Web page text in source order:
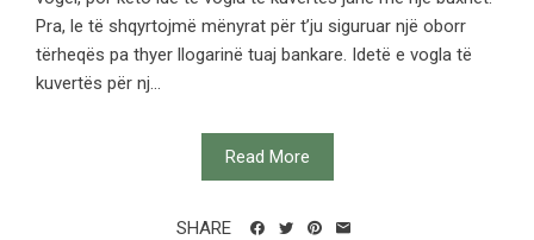
Pra, le të shqyrtojmë mënyrat për t’ju siguruar një oborr
tërheqës pa thyer llogarinë tuaj bankare. Idetë e vogla të
kuvertës për nj...
Read More
SHARE